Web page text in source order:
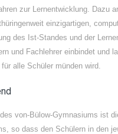
zur Lernentwicklung. Dazu
einzigartigen,
des Ist-Standes und der
und Fachlehrer einbindet und
alle Schüler münden wird.
von-Bülow-Gymnasiums ist
so dass den Schülern in den